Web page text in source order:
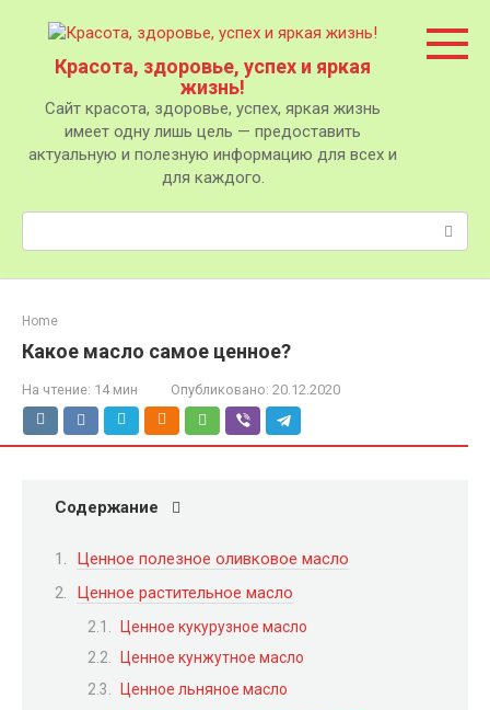
контентуКрасота, здоровье, успех и яркая
жизнь!
Сайт красота, здоровье, успех, яркая жизнь
имеет одну лишь цель — предоставить
актуальную и полезную информацию для всех и
для каждого.
Поиск:
Home
Какое масло самое ценное?
На чтение: 14 мин Опубликовано: 20.12.2020
Содержание
Ценное полезное оливковое масло
Ценное растительное масло
Ценное кукурузное масло
Ценное кунжутное масло
Ценное льняное масло